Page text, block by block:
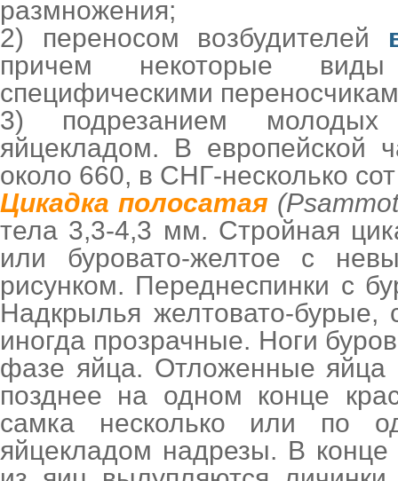
размножения;
2) переносом возбудителей
причем некоторые
специфическими
3) подрезанием молодых
яйцекладом. В европейской
около 660, в СНГ-несколько
Цикадка полосатая
тела 3,3-4,3 мм. Стройная
или буровато-желтое с
рисунком. Переднеспинки с
Надкрылья желтовато-
иногда прозрачные. Ноги
фазе яйца. Отложенные яйца
позднее на одном конце
самка несколько или по
яйцекладом надрезы. В